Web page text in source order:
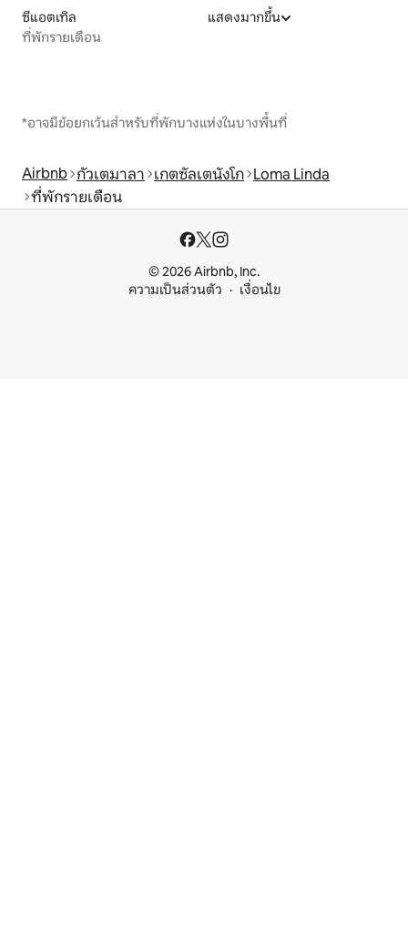
ซีแอตเทิล
ที่พักรายเดือน
แสดงมากขึ้น
*อาจมีข้อยกเว้นสำหรับที่พักบางแห่งในบางพื้นที่
Airbnb กัวเตมาลา เกตซัลเตนังโก Loma Linda
ที่พักรายเดือน
© 2026 Airbnb, Inc.
ความเป็นส่วนตัว
เงื่อนไข